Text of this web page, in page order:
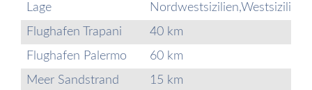
Lage
Nordwestsizilien,Westsizilien
Flughafen Trapani
40 km
Flughafen Palermo
60 km
Meer Sandstrand
15 km